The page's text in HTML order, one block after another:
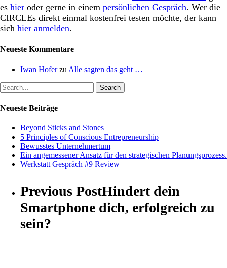
es hier oder gerne in einem persönlichen Gespräch. Wer die
CIRCLEs direkt einmal kostenfrei testen möchte, der kann
sich hier anmelden.
Neueste Kommentare
Iwan Hoferzu Alle sagten das geht …
Search
Neueste Beiträge
Beyond Sticks and Stones
5 Principles of Conscious Entrepreneurship
Bewusstes Unternehmertum
Ein angemessener Ansatz für den strategischen Planungsprozess.
Werkstatt Gespräch #9 Review
Previous PostHindert dein
Smartphone dich, erfolgreich zu
sein?